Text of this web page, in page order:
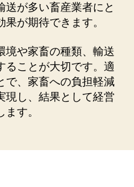
送が多い畜産業者にと
が期待できます。
境や家畜の種類、輸送
ることが大切です。適
で、家畜への負担軽減
現し、結果として経営
す。